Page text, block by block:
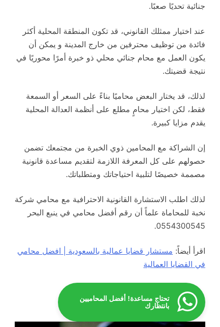
جنائية تحديًا صعبًا.
عند اختيار ممثلك القانوني، قد تكون المنطقة المحلية أكثر
فائدة من توظيف محترفين من خارج المدينة و يمكن أن
يكون العمل مع محام جنائي محلي ذو خبرة أمرًا محوريًا في
نتيجة قضيتك.
لذلك، قد يختار البعض محاميًا بناءً على السعر أو السمعة
فقط، لكن اختيار محامٍ مطلع على أنظمة العدالة المحلية
يقدم مزايا كبيرة.
إن الشراكة مع المحامين ذوي الخبرة من مجتمعك تضمن
حصولهم على كل المعرفة اللازمة لتقديم مساعدة قانونية
مصممة خصيصًا لتلبية احتياجاتك ومتطلباتك.
لذلك اطلب الاستشارة القانونية الاحترافية مع محامي شركة
نخبة للمحاماة علماً أن رقم أفضل محامي في ينبع البحر
0554300545.
اقرأ أيضاً: مستشار قضايا عمالية بالسعودية | افضل محامي
في القضايا العمالية
تحتاج مساعدة! أفضل المحاميين
بانتظارك